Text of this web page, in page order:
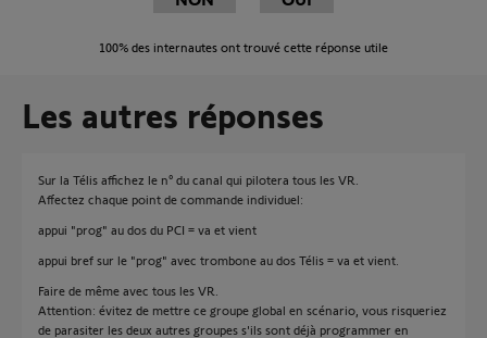
100% des internautes ont trouvé cette réponse utile
Les autres réponses
Sur la Télis affichez le n° du canal qui pilotera tous les VR.
Affectez chaque point de commande individuel:
appui "prog" au dos du PCI = va et vient
appui bref sur le "prog" avec trombone au dos Télis = va et vient.
Faire de même avec tous les VR.
Attention: évitez de mettre ce groupe global en scénario, vous risqueriez
de parasiter les deux autres groupes s'ils sont déjà programmer en